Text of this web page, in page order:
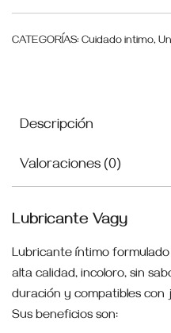
CATEGORÍAS: Cuidado intimo,
Descripción
Valoraciones (0)
Lubricante Vagy
Lubricante íntimo
alta calidad, incoloro, sin
duración y compatibles
Sus beneficios son: